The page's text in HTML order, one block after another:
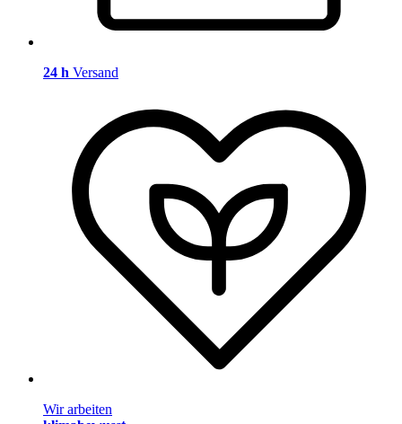
24 h Versand
Wir arbeiten